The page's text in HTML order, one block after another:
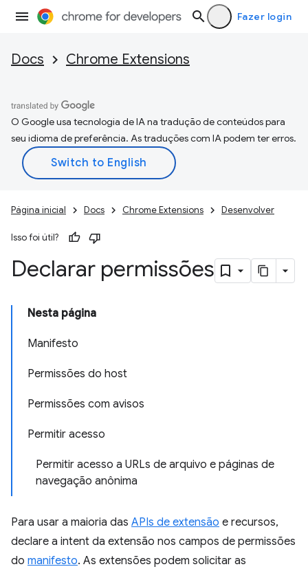
Fazer login
Docs Chrome Extensions
O Google usa tecnologia de IA na tradução de conteúdos para
seu idioma de preferência. As traduções com IA podem ter erros.
Página inicial Docs Chrome Extensions Desenvolver
Isso foi útil?
Declarar permissões
Nesta página
Manifesto
Permissões do host
Permissões com avisos
Permitir acesso
Permitir acesso a URLs de arquivo e páginas de
navegação anônima
Para usar a maioria das APIs de extensão e recursos,
declare a intent da extensão nos campos de permissões
do manifesto. As extensões podem solicitar as